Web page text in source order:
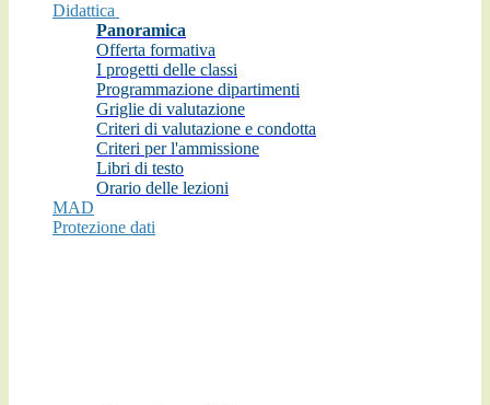
Didattica
Panoramica
Offerta formativa
I progetti delle classi
Programmazione dipartimenti
Griglie di valutazione
Criteri di valutazione e condotta
Criteri per l'ammissione
Libri di testo
Orario delle lezioni
MAD
Protezione dati